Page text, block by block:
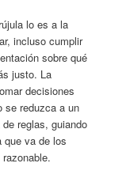
lo es a la
incluso cumplir
sobre qué
justo. La
decisiones
se reduzca a un
reglas, guiando
que va de los